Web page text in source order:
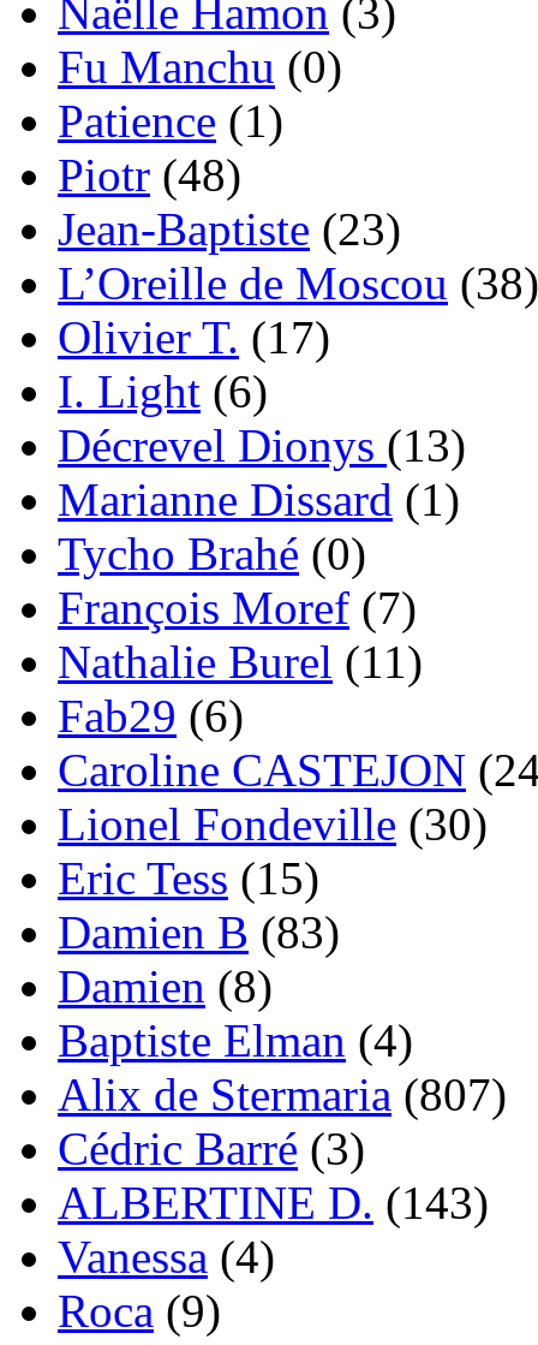
Naëlle Hamon (3)
Fu Manchu (0)
Patience (1)
Piotr (48)
Jean-Baptiste (23)
L’Oreille de Moscou (38)
Olivier T. (17)
I. Light (6)
Décrevel Dionys (13)
Marianne Dissard (1)
Tycho Brahé (0)
François Moref (7)
Nathalie Burel (11)
Fab29 (6)
Caroline CASTEJON
Lionel Fondeville (30)
Eric Tess (15)
Damien B (83)
Damien (8)
Baptiste Elman (4)
Alix de Stermaria (807)
Cédric Barré (3)
ALBERTINE D. (143)
Vanessa (4)
Roca (9)